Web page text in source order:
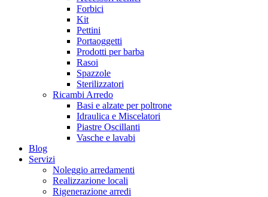
Forbici
Kit
Pettini
Portaoggetti
Prodotti per barba
Rasoi
Spazzole
Sterilizzatori
Ricambi Arredo
Basi e alzate per poltrone
Idraulica e Miscelatori
Piastre Oscillanti
Vasche e lavabi
Blog
Servizi
Noleggio arredamenti
Realizzazione locali
Rigenerazione arredi